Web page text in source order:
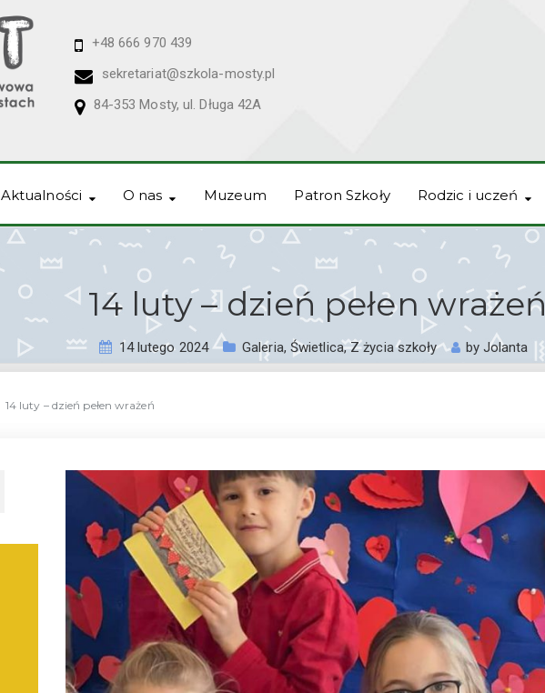
+48 666 970 439
sekretariat@szkola-mosty.pl
84-353 Mosty, ul. Długa 42A
Aktualności O nas Muzeum Patron Szkoły Rodzic i uczeń
14 luty – dzień pełen wrażeń
14 lutego 2024 Galeria, Świetlica,Z życia szkoły by Jolanta
14 luty – dzień pełen wrażeń